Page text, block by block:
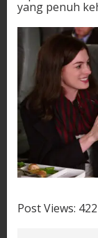
yang penuh
Post Views: 422